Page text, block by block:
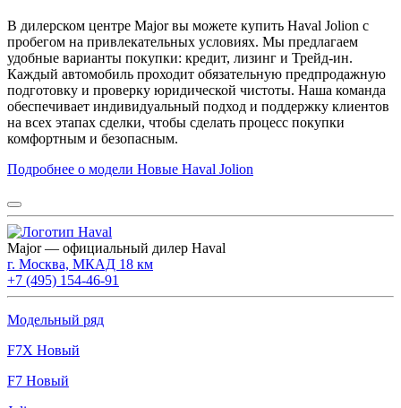
В дилерском центре Major вы можете купить Haval Jolion с
пробегом на привлекательных условиях. Мы предлагаем
удобные варианты покупки: кредит, лизинг и Трейд-ин.
Каждый автомобиль проходит обязательную предпродажную
подготовку и проверку юридической чистоты. Наша команда
обеспечивает индивидуальный подход и поддержку клиентов
на всех этапах сделки, чтобы сделать процесс покупки
комфортным и безопасным.
Подробнее о модели Новые Haval Jolion
Major — официальный дилер Haval
г. Москва, МКАД 18 км
+7 (495) 154-46-91
Модельный ряд
F7X Новый
F7 Новый